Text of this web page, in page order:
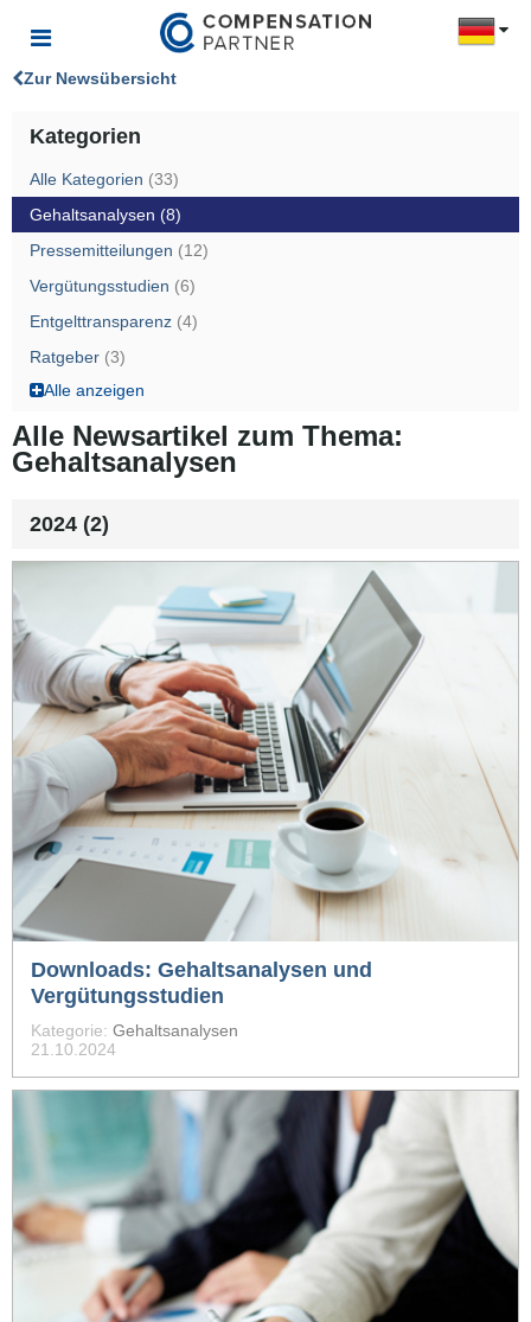
Zur Newsübersicht
Kategorien
Alle Kategorien (33)
Gehaltsanalysen (8)
Pressemitteilungen (12)
Vergütungsstudien (6)
Entgelttransparenz (4)
Ratgeber (3)
Alle anzeigen
Alle Newsartikel zum Thema:
Gehaltsanalysen
2024 (2)
Downloads: Gehaltsanalysen und
Vergütungsstudien
Kategorie: Gehaltsanalysen
21.10.2024